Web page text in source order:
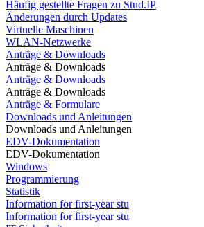
Häufig gestellte Fragen zu Stud.IP
Änderungen durch Updates
Virtuelle Maschinen
WLAN-Netzwerke
Anträge & Downloads
Anträge & Downloads
Anträge & Downloads
Anträge & Downloads
Anträge & Formulare
Downloads und Anleitungen
Downloads und Anleitungen
EDV-Dokumentation
EDV-Dokumentation
Windows
Programmierung
Statistik
Information for first-year stu
Information for first-year stu